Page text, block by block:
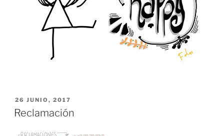
PUBLICADO
EL
26 JUNIO, 2017
Reclamación